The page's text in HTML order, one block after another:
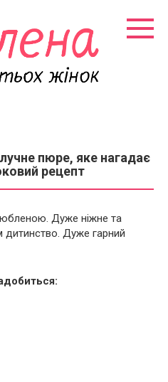
пюре, яке нагадає
рецепт
Дуже ніжне та
Дуже гарний